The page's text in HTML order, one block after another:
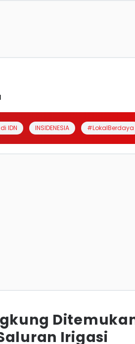
IDN INSIDENESIA #LokalBerdaya
Irigasi